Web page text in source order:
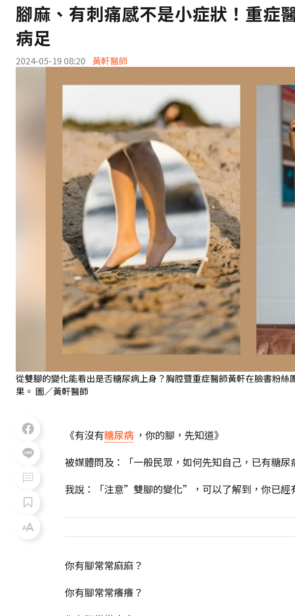
腳麻、有刺痛感不是小症狀！重症
病足
2024-05-19 08:20 黃軒醫師
從雙腳的變化能看出是否糖尿病上身？胸腔暨重症醫師黃軒在臉書粉
果。 圖／黃軒醫師
《有沒有糖尿病 ，你的腳，先知道》
被媒體問及：「一般民眾，如何先知自己，已有糖尿
我說：「注意”雙腳的變化”，可以了解到，你已經
你有腳常常麻麻？
你有腳常常癢癢？